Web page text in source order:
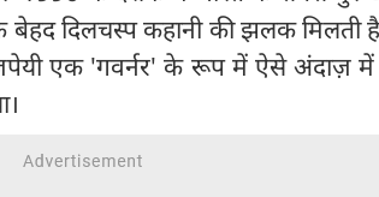
दिलचस्प कहानी की झलक मिलती है,
एक 'गवर्नर' के रूप में ऐसे अंदाज़